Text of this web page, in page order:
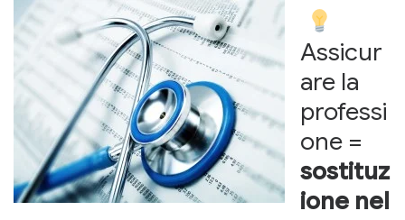
Assicur
are la
professi
one =
sostituz
ione nel